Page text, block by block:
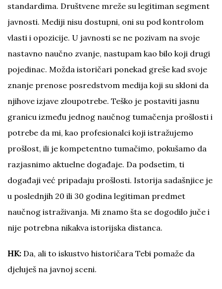
standardima. Društvene mreže su legitiman segment
javnosti. Mediji nisu dostupni, oni su pod kontrolom
vlasti i opozicije. U javnosti se ne pozivam na svoje
nastavno naučno zvanje, nastupam kao bilo koji drugi
pojedinac. Možda istoričari ponekad greše kad svoje
znanje prenose posredstvom medija koji su skloni da
njihove izjave zloupotrebe. Teško je postaviti jasnu
granicu između jednog naučnog tumačenja prošlosti i
potrebe da mi, kao profesionalci koji istražujemo
prošlost, ili je kompetentno tumačimo, pokušamo da
razjasnimo aktuelne događaje. Da podsetim, ti
događaji već pripadaju prošlosti. Istorija sadašnjice je
u poslednjih 20 ili 30 godina legitiman predmet
naučnog istraživanja. Mi znamo šta se dogodilo juče i
nije potrebna nikakva istorijska distanca.
HK: Da, ali to iskustvo historičara Tebi pomaže da
djeluješ na javnoj sceni.